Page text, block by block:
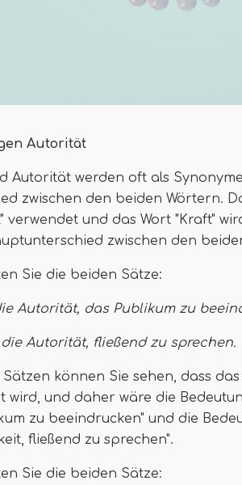
Autorität
Autorität werden oft als
zwischen den beiden Wörtern.
verwendet und das Wort "Kraft"
zwischen den
Sie die beiden Sätze:
Autorität, das Publikum zu
die Autorität, fließend zu sprechen.
können Sie sehen, dass
wird, und daher wäre die
zu beeindrucken" und die
fließend zu sprechen".
Sie die beiden Sätze: